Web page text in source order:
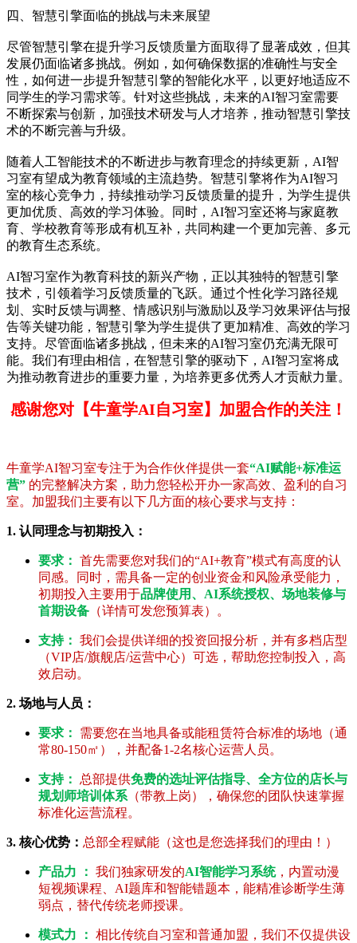
四、智慧引擎面临的挑战与未来展望
尽管智慧引擎在提升学习反馈质量方面取得了显著成效，但其
发展仍面临诸多挑战。例如，如何确保数据的准确性与安全
性，如何进一步提升智慧引擎的智能化水平，以更好地适应不
同学生的学习需求等。针对这些挑战，未来的AI智习室需要
不断探索与创新，加强技术研发与人才培养，推动智慧引擎技
术的不断完善与升级。
随着人工智能技术的不断进步与教育理念的持续更新，AI智
习室有望成为教育领域的主流趋势。智慧引擎将作为AI智习
室的核心竞争力，持续推动学习反馈质量的提升，为学生提供
更加优质、高效的学习体验。同时，AI智习室还将与家庭教
育、学校教育等形成有机互补，共同构建一个更加完善、多元
的教育生态系统。
AI智习室作为教育科技的新兴产物，正以其独特的智慧引擎
技术，引领着学习反馈质量的飞跃。通过个性化学习路径规
划、实时反馈与调整、情感识别与激励以及学习效果评估与报
告等关键功能，智慧引擎为学生提供了更加精准、高效的学习
支持。尽管面临诸多挑战，但未来的AI智习室仍充满无限可
能。我们有理由相信，在智慧引擎的驱动下，AI智习室将成
为推动教育进步的重要力量，为培养更多优秀人才贡献力量。
感谢您对【牛童学AI自习室】加盟合作的关注！
牛童学AI智习室专注于为合作伙伴提供一套“AI赋能+标准运
营” 的完整解决方案，助力您轻松开办一家高效、盈利的自习
室。加盟我们主要有以下几方面的核心要求与支持：
1. 认同理念与初期投入：
要求： 首先需要您对我们的“AI+教育”模式有高度的认
同感。同时，需具备一定的创业资金和风险承受能力，
初期投入主要用于品牌使用、AI系统授权、场地装修与
首期设备 （详情可发您预算表）。
支持： 我们会提供详细的投资回报分析，并有多档店型
（VIP店/旗舰店/运营中心）可选，帮助您控制投入，高
效启动。
2. 场地与人员：
要求：
需要您在当地具备或能租赁符合标准的场地（通
常80-150㎡），并配备1-2名核心运营人员。
支持： 总部提供免费的选址评估指导、全方位的店长与
规划师培训体系 （带教上岗），确保您的团队快速掌握
标准化运营流程。
3. 核心优势： 总部全程赋能（这也是您选择我们的理由！）
产品力 ： 我们独家研发的AI智能学习系统，内置动漫
短视频课程、AI题库和智能错题本，能精准诊断学生薄
弱点，替代传统老师授课。
模式力 ： 相比传统自习室和普通加盟，我们不仅提供设